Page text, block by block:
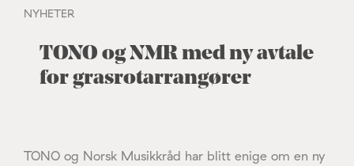
NYHETER
TONO og NMR med ny avtale
for grasrotarrangører
TONO og Norsk Musikkråd har blitt enige om en ny